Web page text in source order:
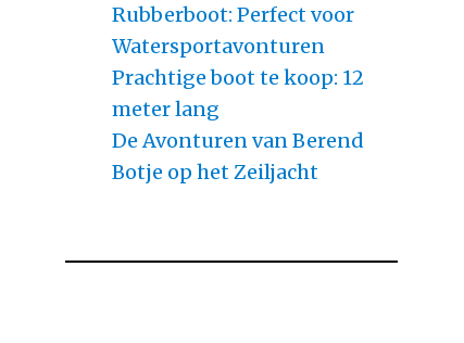
Rubberboot: Perfect voor
Watersportavonturen
Prachtige boot te koop: 12
meter lang
De Avonturen van Berend
Botje op het Zeiljacht